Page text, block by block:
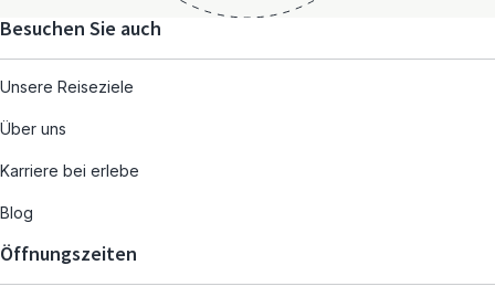
Besuchen Sie auch
Unsere Reiseziele
Über uns
Karriere bei erlebe
Blog
Öffnungszeiten